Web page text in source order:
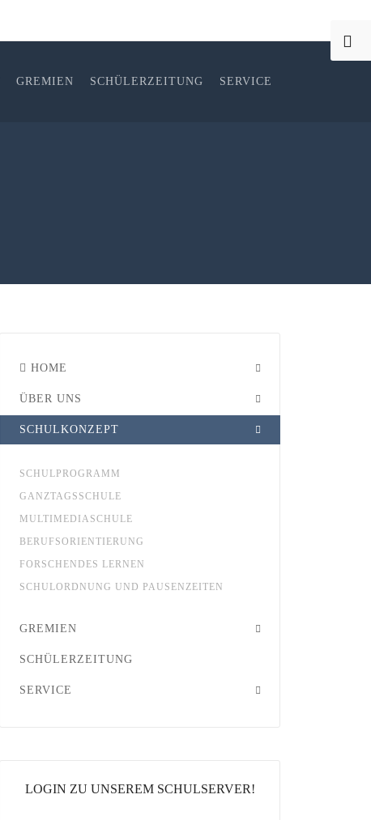
GREMIEN SCHÜLERZEITUNG SERVICE
HOME
ÜBER UNS
SCHULKONZEPT
SCHULPROGRAMM
GANZTAGSSCHULE
MULTIMEDIASCHULE
BERUFSORIENTIERUNG
FORSCHENDES LERNEN
SCHULORDNUNG UND PAUSENZEITEN
GREMIEN
SCHÜLERZEITUNG
SERVICE
LOGIN ZU UNSEREM SCHULSERVER!